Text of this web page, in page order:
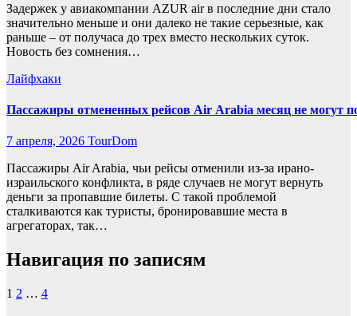
Задержек у авиакомпании AZUR air в последние дни стало
значительно меньше и они далеко не такие серьезные, как
раньше – от получаса до трех вместо нескольких суток.
Новость без сомнения…
Лайфхаки
Пассажиры отмененных рейсов Air Arabia месяц не могут
7 апреля, 2026 TourDom
Пассажиры Air Arabia, чьи рейсы отменили из-за ирано-
израильского конфликта, в ряде случаев не могут вернуть
деньги за пропавшие билеты. С такой проблемой
сталкиваются как туристы, бронировавшие места в
агрегаторах, так…
Навигация по записям
1 2 … 4